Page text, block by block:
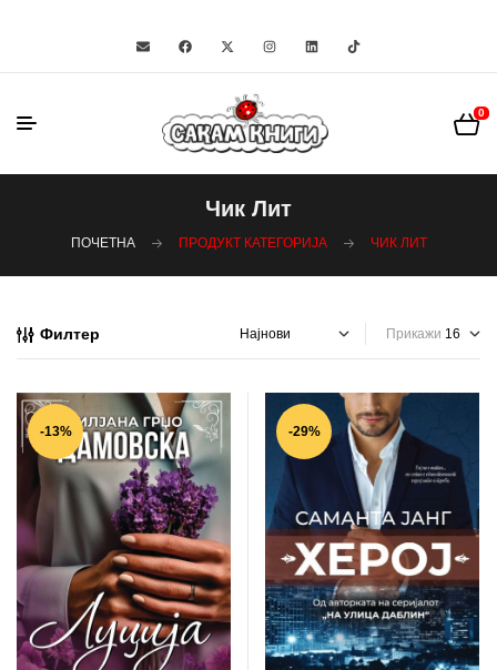
0
Чик Лит
ПОЧЕТНА ПРОДУКТ КАТЕГОРИЈА ЧИК ЛИТ
Филтер Прикажи
-13% -29%